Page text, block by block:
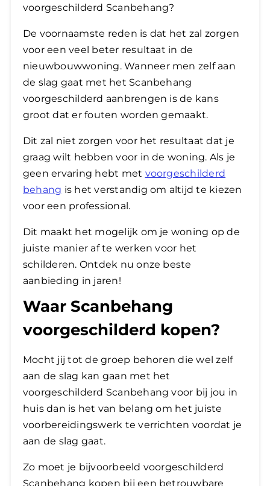
voorgeschilderd Scanbehang?
De voornaamste reden is dat het zal zorgen
voor een veel beter resultaat in de
nieuwbouwwoning. Wanneer men zelf aan
de slag gaat met het Scanbehang
voorgeschilderd aanbrengen is de kans
groot dat er fouten worden gemaakt.
​Dit zal niet zorgen voor het resultaat dat je
graag wilt hebben voor in de woning. Als je
geen ervaring hebt met voorgeschilderd
behang is het verstandig om altijd te kiezen
voor een professional.
Dit maakt het mogelijk om je woning op de
juiste manier af te werken voor het
schilderen. Ontdek nu onze beste
aanbieding in jaren!
Waar Scanbehang
voorgeschilderd kopen?
Mocht jij tot de groep behoren die wel zelf
aan de slag kan gaan met het
voorgeschilderd Scanbehang voor bij jou in
huis dan is het van belang om het juiste
voorbereidingswerk te verrichten voordat je
aan de slag gaat.
Zo moet je bijvoorbeeld voorgeschilderd
Scanbehang kopen bij een betrouwbare